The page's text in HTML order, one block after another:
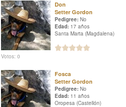
Don
Setter Gordon
Pedigree: No
Edad: 17 años
Santa Marta (Magdalena)
Votos: 0
Fosca
Setter Gordon
Pedigree: No
Edad: 11 años
Oropesa (Castellón)